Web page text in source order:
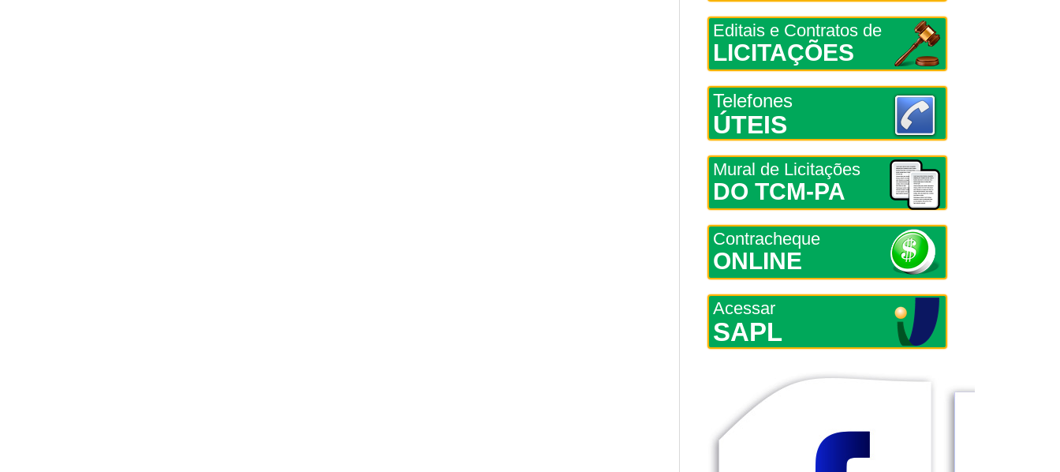
Editais e Contratos de
LICITAÇÕES
Telefones
ÚTEIS
Mural de Licitações
DO TCM-PA
Contracheque
ONLINE
Acessar
SAPL